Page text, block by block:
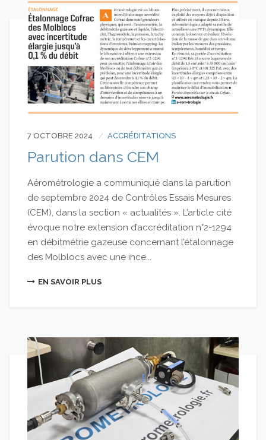
7 OCTOBRE 2024 ACCRÉDITATIONS
Parution dans CEM
Aérométrologie a communiqué dans la parution
de septembre 2024 de Contrôles Essais Mesures
(CEM), dans la section « actualités ». L’article cité
évoque notre extension d’accréditation n°2-1294
en débitmétrie gazeuse concernant l’étalonnage
des Molblocs avec une ince...
EN SAVOIR PLUS